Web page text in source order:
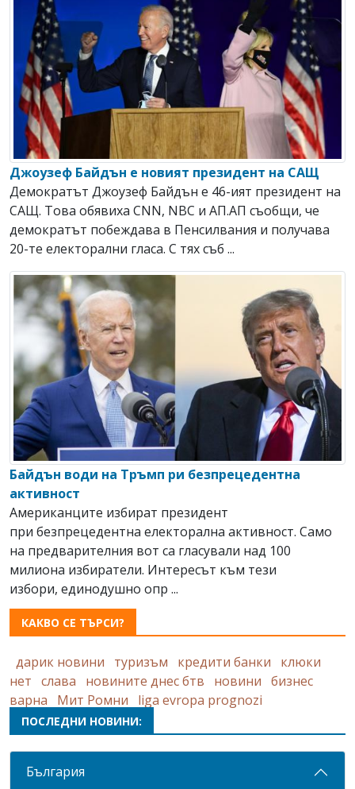
Джоузеф Байдън е новият президент на САЩ
Демократът Джоузеф Байдън е 46-ият президент на
САЩ. Това обявиха CNN, NBC и АП.АП съобщи, че
демократът побеждава в Пенсилвания и получава
20-те електорални гласа. С тях съб ...
Байдън води на Тръмп ри безпрецедентна
активност
Американците избират президент
при безпрецедентна електорална активност. Само
на предварителния вот са гласували над 100
милиона избиратели. Интересът към тези
избори, единодушно опр ...
КАКВО СЕ ТЪРСИ?
дарик новини туризъм кредити банки
клюки
нет слава новините днес бтв новини бизнес
варна
Мит Ромни liga evropa prognozi
ПОСЛЕДНИ НОВИНИ:
България